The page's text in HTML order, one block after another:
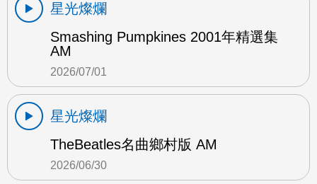
星光燦爛
Smashing Pumpkines 2001年精選集
AM
2026/07/01
星光燦爛
TheBeatles名曲鄉村版 AM
2026/06/30